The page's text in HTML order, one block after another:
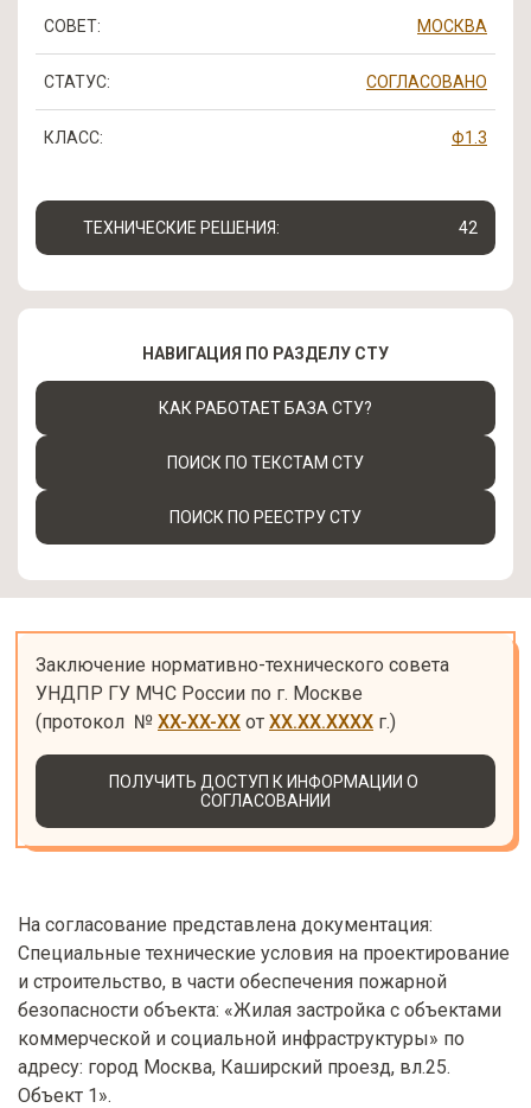
Заключение нормативно-технического совета
УНДПР ГУ МЧС России по г. Москве
(протокол  № XX-XX-XX от XX.XX.XXXX г.)
ПОЛУЧИТЬ ДОСТУП К ИНФОРМАЦИИ О
СОГЛАСОВАНИИ
На согласование представлена документация:
Специальные технические условия на проектирование
и строительство, в части обеспечения пожарной
безопасности объекта: «Жилая застройка с объектами
коммерческой и социальной инфраструктуры» по
адресу: город Москва, Каширский проезд, вл.25.
Объект 1».
СОВЕТ: МОСКВА
СТАТУС: СОГЛАСОВАНО
КЛАСС: Ф1.3
ТЕХНИЧЕСКИЕ РЕШЕНИЯ: 42
НАВИГАЦИЯ ПО РАЗДЕЛУ СТУ
КАК РАБОТАЕТ БАЗА СТУ?
ПОИСК ПО ТЕКСТАМ СТУ
ПОИСК ПО РЕЕСТРУ СТУ